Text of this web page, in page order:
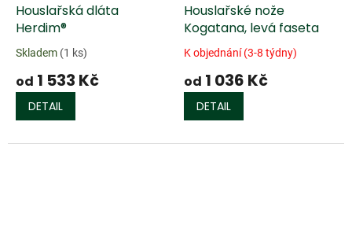
Houslařská dláta
Herdim®
Skladem (1 ks)
od 1 533 Kč
DETAIL
Houslařské nože
Kogatana, levá faseta
K objednání (3-8 týdny)
od 1 036 Kč
DETAIL